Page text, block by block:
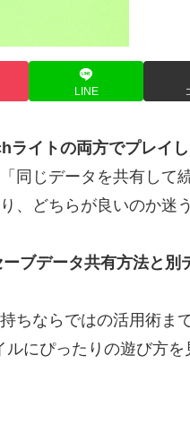
LINE
ライトの両方でプレイ
同じデータを共有して
、どちらが良いのか迷
ーブデータ共有方法と別
ちならではの活用術ま
にぴったりの遊び方を